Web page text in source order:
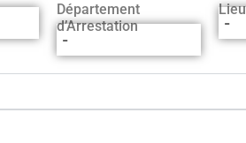
Département
d’Arrestation
-
-